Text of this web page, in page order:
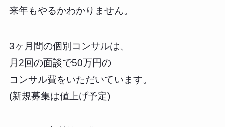
来年もやるかわかりません。
3ヶ月間の個別コンサルは、
月2回の面談で50万円の
コンサル費をいただいています。
(新規募集は値上げ予定)